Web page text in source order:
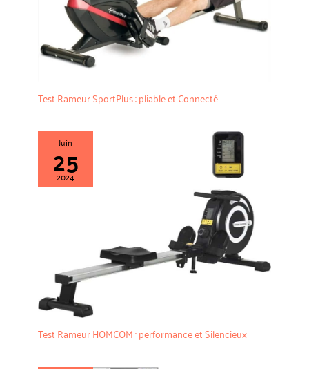
produit (L x l x H) : 155 x 26 x 60
cm Assistance 24 heures : le colis
comprend des instructions de
montage (français non garanti) et
rechange. Tous les messages
seront répondus dans les 24
d'utilisateur du vendeur pour
poser des questions, 2. Contactez
lors de commandes passées.)
Test Rameur SportPlus : pliable et Connecté
Juin
25
2024
Test Rameur HOMCOM : performance et Silencieux